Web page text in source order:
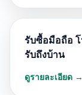
รับซื้อมือถือ
รับถึงบ้าน
ดูรายละเอียด →